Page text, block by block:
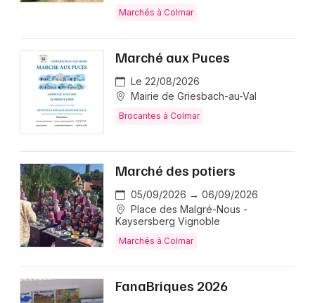
Marchés à Colmar
Marché aux Puces
Le 22/08/2026
Mairie de Griesbach-au-Val
Brocantes à Colmar
Marché des potiers
05/09/2026 → 06/09/2026
Place des Malgré-Nous -
Kaysersberg Vignoble
Marchés à Colmar
FanaBriques 2026